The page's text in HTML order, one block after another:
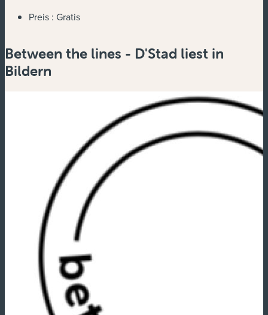
Preis : Gratis
Between the lines - D'Stad liest in
Bildern